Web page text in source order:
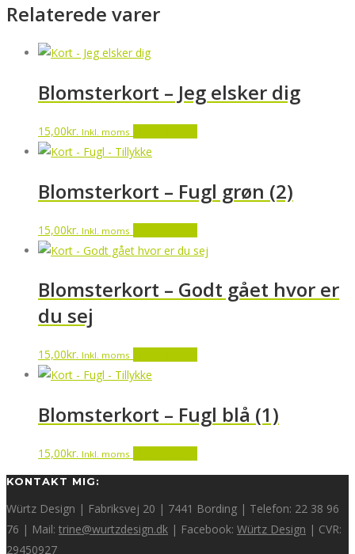
Relaterede varer
Blomsterkort – Jeg elsker dig
15,00kr. Inkl. moms
Blomsterkort – Fugl grøn (2)
15,00kr. Inkl. moms
Blomsterkort – Godt gået hvor er
du sej
15,00kr. Inkl. moms
Blomsterkort – Fugl blå (1)
15,00kr. Inkl. moms
KONTAKT MIG:
Würtz Design | Fabriksvej 20 | 7441 Bording | Telefon: 22 38 96
76 | Mail: trine@wurtzdesign.dk | Facebook: Würtz Design | CVR:
29450927